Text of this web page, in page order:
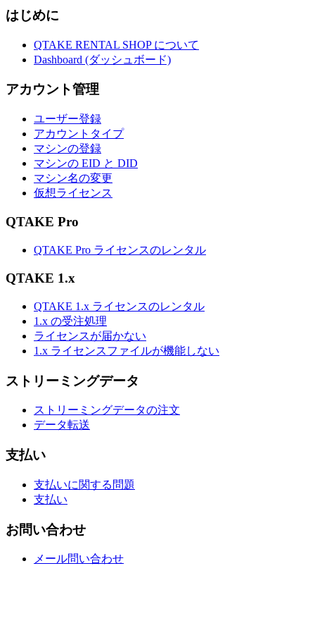
はじめに
QTAKE RENTAL SHOP について
Dashboard (ダッシュボード)
アカウント管理
ユーザー登録
アカウントタイプ
マシンの登録
マシンの EID と DID
マシン名の変更
仮想ライセンス
QTAKE Pro
QTAKE Pro ライセンスのレンタル
QTAKE 1.x
QTAKE 1.x ライセンスのレンタル
1.x の受注処理
ライセンスが届かない
1.x ライセンスファイルが機能しない
ストリーミングデータ
ストリーミングデータの注文
データ転送
支払い
支払いに関する問題
支払い
お問い合わせ
メール問い合わせ